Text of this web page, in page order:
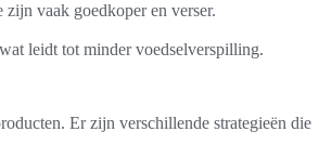
vaak goedkoper en verser.
leidt tot minder voedselverspilling.
Er zijn verschillende strategieën die